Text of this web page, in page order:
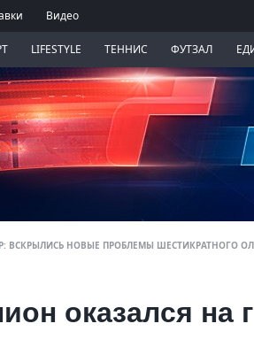
Видео
LIFESTYLE ТЕННИС ФУТЗАЛ
ВСКРЫЛИСЬ НОВЫЕ ПРОБЛЕМЫ ШЕСТИКРАТНОГО
оказался на